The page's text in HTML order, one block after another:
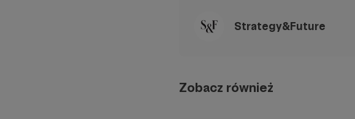
Strategy&Future
Zobacz również